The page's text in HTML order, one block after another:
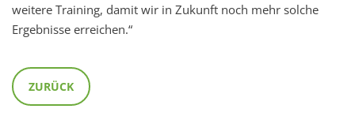
weitere Training, damit wir in Zukunft noch mehr solche
Ergebnisse erreichen.“
ZURÜCK